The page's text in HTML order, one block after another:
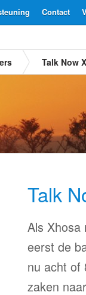
Contact
Talk Now
Talk
Als Xhosa
eerst de
nu acht of
zaken